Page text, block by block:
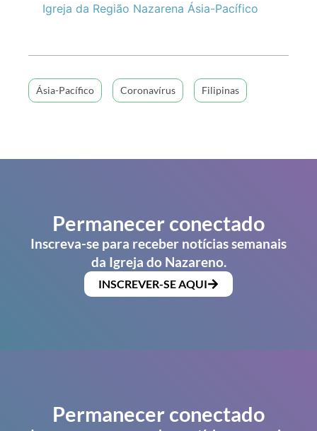
Igreja da Região Nazarena Ásia-Pacífico
Ásia-Pacífico Coronavírus Filipinas
Permanecer conectado
Inscreva-se para receber notícias semanais
da Igreja do Nazareno.
INSCREVER-SE AQUI
Permanecer conectado